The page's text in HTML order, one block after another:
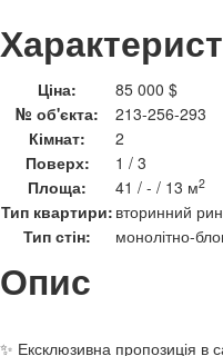
Ціна:
85 000 $
№ об'єкта:
213-256-293
Кімнат:
2
Поверх:
1 / 3
Площа:
41 / - / 13 м2
Тип квартири: вторинний
Тип стін:
монолітно-
Опис
✨ Ексклюзивна пропозиція в